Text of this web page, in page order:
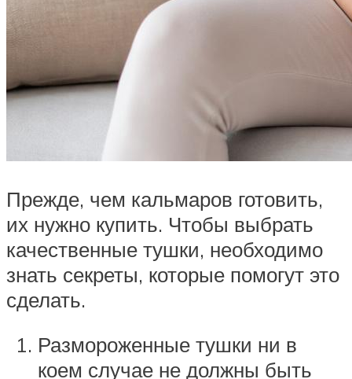
Прежде, чем кальмаров готовить,
их нужно купить. Чтобы выбрать
качественные тушки, необходимо
знать секреты, которые помогут это
сделать.
Размороженные тушки ни в
коем случае не должны быть